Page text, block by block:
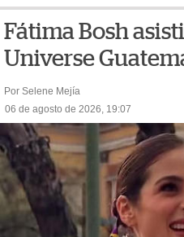
Fátima Bosh
Universe
Por Selene Mejía
06 de agosto de 2026, 19:07